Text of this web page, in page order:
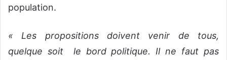
population.
« Les propositions doivent venir de tous,
quelque soit le bord politique. Il ne faut pas